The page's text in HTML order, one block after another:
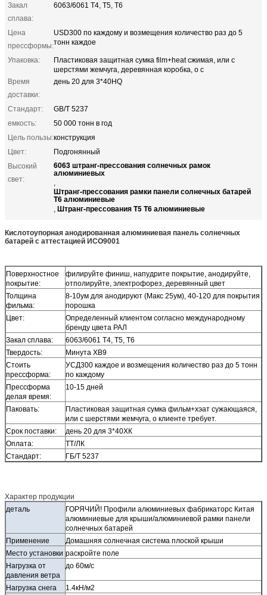
Закал
сплава:
6063/6061 T4, T5, T6
Цена
прессформы:
USD300 по каждому и возмещения количество раз до 5
тонн каждое
Упаковка:
Пластиковая защитная сумка film+heat сжимая, или с
шерстями жемчуга, деревянная коробка, о c
Время
доставки:
день 20 для 3*40HQ
Стандарт:
GB/T 5237
емкость:
50 000 тонн в год
Цель пользы:конструкция
Цвет:
Подгонянный
Высокий
свет:
6063 штранг-прессования солнечных рамок
алюминиевых
,
Штранг-прессования рамки панели солнечных батарей
T6 алюминиевые
, Штранг-прессования T5 T6 алюминиевые
Кислотоупорная анодированная алюминиевая панель солнечных
батарей с аттестацией ИСО9001
Поверхностное
покрытие:
филируйте финиш, напудрите покрытие, анодируйте,
отполируйте, электрофорез, деревянный цвет
Толщина
фильма:
8-10ум для анодируют (Макс 25ум), 40-120 для покрытия
порошка
Цвет:
Определенный клиентом согласно международному
бренду цвета РАЛ
Закал сплава:
6063/6061 Т4, Т5, Т6
Твердость:
Минута ХВ9
Стоить
прессформа:
УСД300 каждое и возмещения количество раз до 5 тонн
по каждому
Прессформа
делая время:
10-15 дней
Паковать:
Пластиковая защитная сумка фильм+хэат сужающаяся,
или с шерстями жемчуга, о клиенте требует.
Срок поставки:
день 20 для 3*40ХК
Оплата:
ТТ/ЛК
Стандарт:
ГБ/Т 5237
Характер продукции
деталь
ГОРЯЧИЙ! Профили алюминиевых фабрикаторс Китая
алюминиевые для крыши/алюминиевой рамки панели
солнечных батарей
Применение
Домашняя солнечная система плоской крыши
Место установки раскройте поле
Нагрузка от
давления ветра
до 60м/с
Нагрузка снега
1.4кН/м2